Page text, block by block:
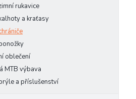
rukavice
a kraťasy
oblečení
MTB výbava
a příslušenství